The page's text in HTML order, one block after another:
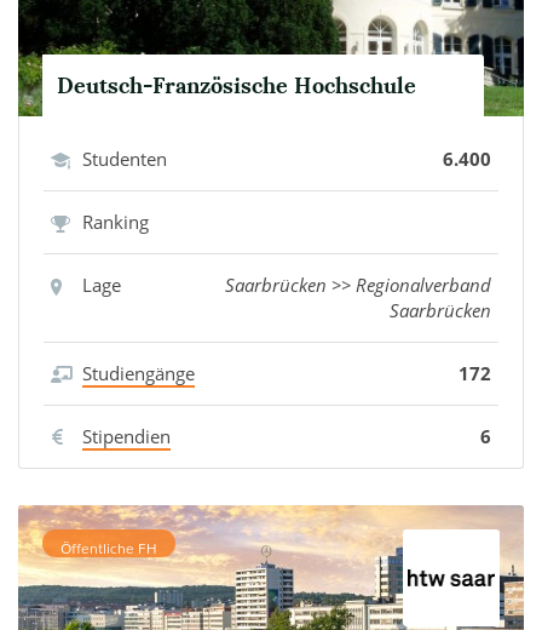
Deutsch-Französische Hochschule
Studenten 6.400
Ranking
Lage
Saarbrücken >> Regionalverband
Saarbrücken
Studiengänge 172
Stipendien 6
Öffentliche FH